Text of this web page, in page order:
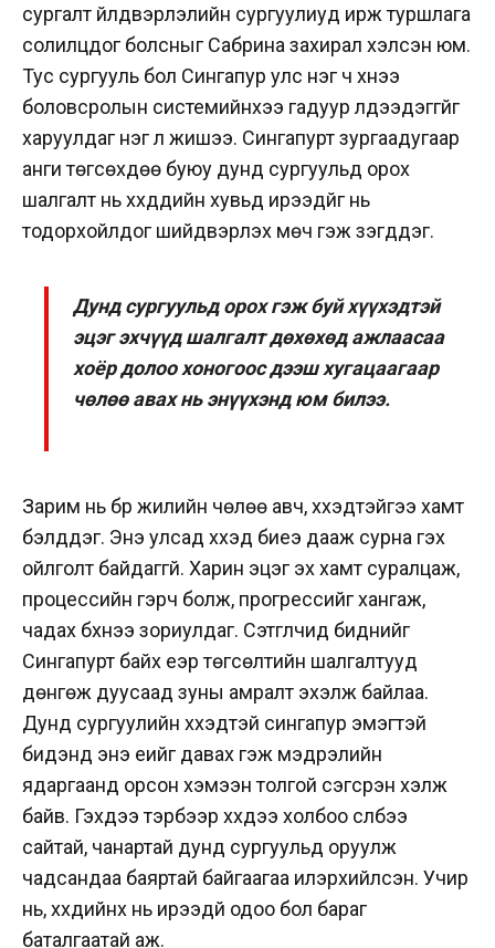
сургалт үйлдвэрлэлийн сургуулиуд ирж туршлага
солилцдог болсныг Сабрина захирал хэлсэн юм.
Тус сургууль бол Сингапур улс нэг ч хүнээ
боловсролын системийнхээ гадуур үлдээдэггүйг
харуулдаг нэг л жишээ. Сингапурт зургаадугаар
анги төгсөхдөө буюу дунд сургуульд орох
шалгалт нь хүүхдүүдийн хувьд ирээдүйг нь
тодорхойлдог шийдвэрлэх мөч гэж үзэгддэг.
Дунд сургуульд орох гэж буй хүүхэдтэй
эцэг эхчүүд шалгалт дөхөхөд ажлаасаа
хоёр долоо хоногоос дээш хугацаагаар
чөлөө авах нь энүүхэнд юм билээ.
Зарим нь бүүр жилийн чөлөө авч, хүүхэдтэйгээ хамт
бэлддэг. Энэ улсад хүүхэд биеэ дааж сурна гэх
ойлголт байдаггүй. Харин эцэг эх хамт суралцаж,
процессийн гэрч болж, прогрессийг хангаж,
чадах бүхнээ зориулдаг. Сэтгүүлчид биднийг
Сингапурт байх үеэр төгсөлтийн шалгалтууд
дөнгөж дуусаад зуны амралт эхэлж байлаа.
Дунд сургуулийн хүүхэдтэй сингапур эмэгтэй
бидэнд энэ үеийг давах гэж мэдрэлийн
ядаргаанд орсон хэмээн толгой сэгсрэн хэлж
байв. Гэхдээ тэрбээр хүүхдээ холбоо сүлбээ
сайтай, чанартай дунд сургуульд оруулж
чадсандаа баяртай байгаагаа илэрхийлсэн. Учир
нь, хүүхдийнх нь ирээдүй одоо бол бараг
баталгаатай аж.